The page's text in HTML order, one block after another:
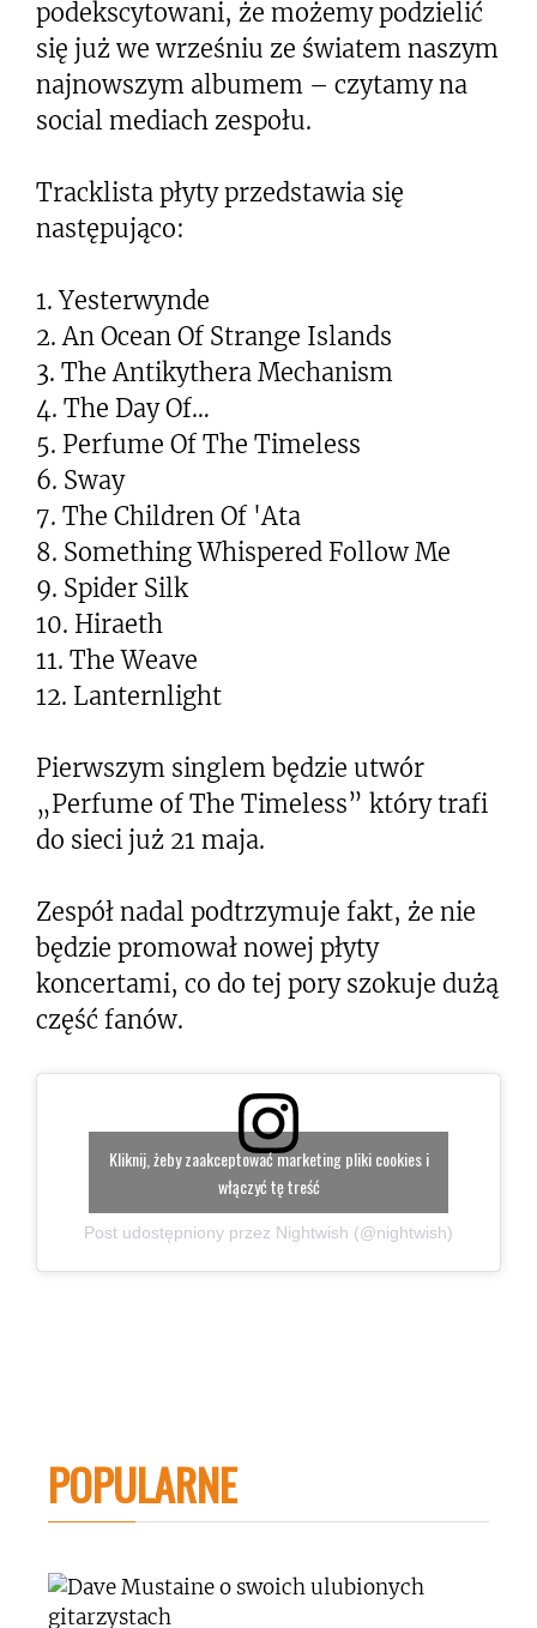
podekscytowani, że możemy podzielić
się już we wrześniu ze światem naszym
najnowszym albumem – czytamy na
social mediach zespołu.
Tracklista płyty przedstawia się
następująco:
1. Yesterwynde
2. An Ocean Of Strange Islands
3. The Antikythera Mechanism
4. The Day Of…
5. Perfume Of The Timeless
6. Sway
7. The Children Of 'Ata
8. Something Whispered Follow Me
9. Spider Silk
10. Hiraeth
11. The Weave
12. Lanternlight
Pierwszym singlem będzie utwór
„Perfume of The Timeless” który trafi
do sieci już 21 maja.
Zespół nadal podtrzymuje fakt, że nie
będzie promował nowej płyty
koncertami, co do tej pory szokuje dużą
część fanów.
Post udostępniony przez Nightwish (@nightwish)
Kliknij, żeby zaakceptować marketing pliki cookies i
włączyć tę treść
POPULARNE